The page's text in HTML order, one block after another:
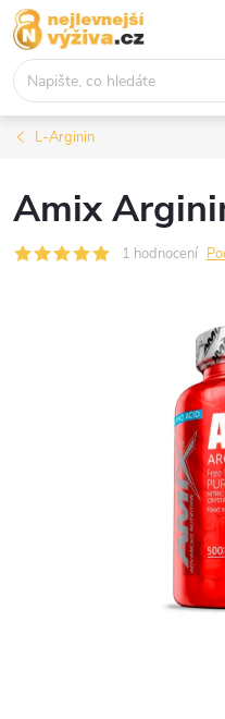
Přejít
na
obsah
L-Arginin
Amix
1 hodnocení